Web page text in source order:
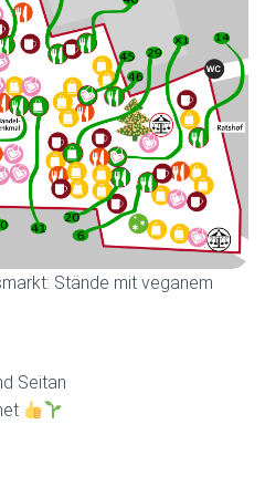
Stände mit veganem
Seitan